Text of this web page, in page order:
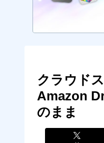
クラウド
Amazon
のまま